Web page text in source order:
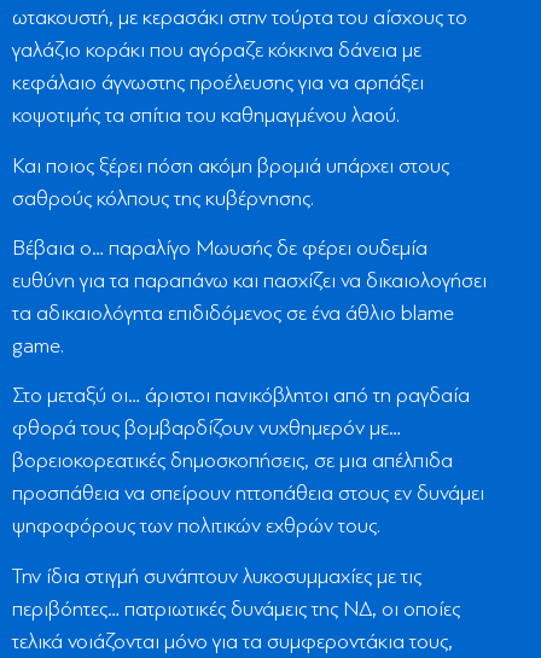
ωτακουστή, με κερασάκι στην τούρτα του αίσχους το
γαλάζιο κοράκι που αγόραζε κόκκινα δάνεια με
κεφάλαιο άγνωστης προέλευσης για να αρπάξει
κοψοτιμής τα σπίτια του καθημαγμένου λαού.
Και ποιος ξέρει πόση ακόμη βρομιά υπάρχει στους
σαθρούς κόλπους της κυβέρνησης.
Βέβαια ο… παραλίγο Μωυσής δε φέρει ουδεμία
ευθύνη για τα παραπάνω και πασχίζει να δικαιολογήσει
τα αδικαιολόγητα επιδιδόμενος σε ένα άθλιο blame
game.
Στο μεταξύ οι… άριστοι πανικόβλητοι από τη ραγδαία
φθορά τους βομβαρδίζουν νυχθημερόν με…
βορειοκορεατικές δημοσκοπήσεις, σε μια απέλπιδα
προσπάθεια να σπείρουν ηττοπάθεια στους εν δυνάμει
ψηφοφόρους των πολιτικών εχθρών τους.
Την ίδια στιγμή συνάπτουν λυκοσυμμαχίες με τις
περιβόητες… πατριωτικές δυνάμεις της ΝΔ, οι οποίες
τελικά νοιάζονται μόνο για τα συμφεροντάκια τους,